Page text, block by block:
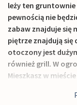
leży ten
pewnością nie
zabaw znajduje się
piętrze znajdują się
otoczony jest
również grill. W
Mieszkasz w
sprzedażą ryb i